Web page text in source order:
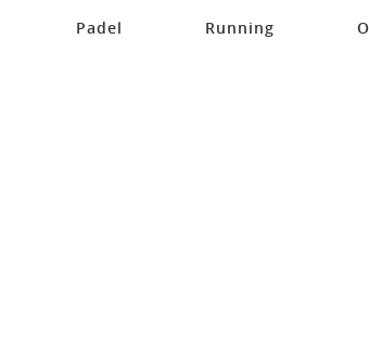
Padel Running